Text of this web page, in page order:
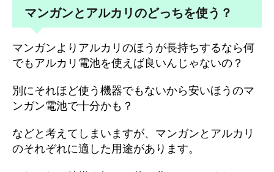
マンガンとアルカリのどっちを使う？
マンガンよりアルカリのほうが長持ちするなら何
でもアルカリ電池を使えば良いんじゃないの？
別にそれほど使う機器でもないから安いほうのマ
ンガン電池で十分かも？
などと考えてしまいますが、マンガンとアルカリ
のそれぞれに適した用途があります。